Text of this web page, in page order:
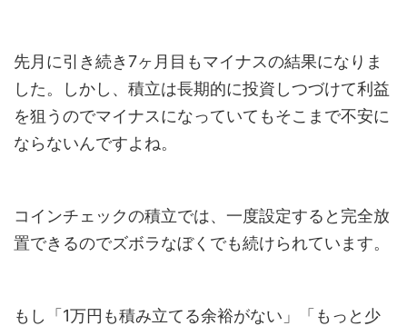
先月に引き続き7ヶ月目もマイナスの結果になりま
した。しかし、積立は長期的に投資しつづけて利益
を狙うのでマイナスになっていてもそこまで不安に
ならないんですよね。
コインチェックの積立では、一度設定すると完全放
置できるのでズボラなぼくでも続けられています。
もし「1万円も積み立てる余裕がない」「もっと少